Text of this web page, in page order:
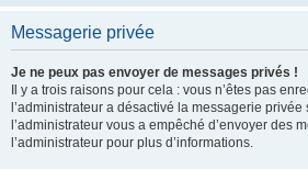
Messagerie privée
Je ne peux pas envoyer de messages privés !
Il y a trois raisons pour cela : vous n’êtes pas
l’administrateur a désactivé la messagerie privée
l’administrateur vous a empêché d’envoyer des
l’administrateur pour plus d’informations.